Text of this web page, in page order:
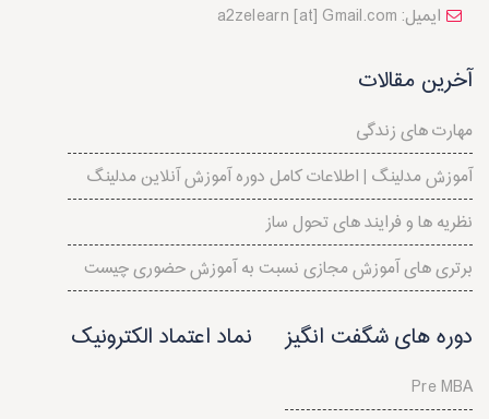
a2zelearn [at] Gmail.com :ایمیل
آخرین مقالات
مهارت های زندگی
آموزش مدلینگ | اطلاعات کامل دوره آموزش آنلاین مدلینگ
نظريه ها و فرايند های تحول ساز
برتری های آموزش مجازی نسبت به آموزش حضوری چیست
دوره های شگفت انگیز
Pre MBA
نماد اعتماد الکترونیک